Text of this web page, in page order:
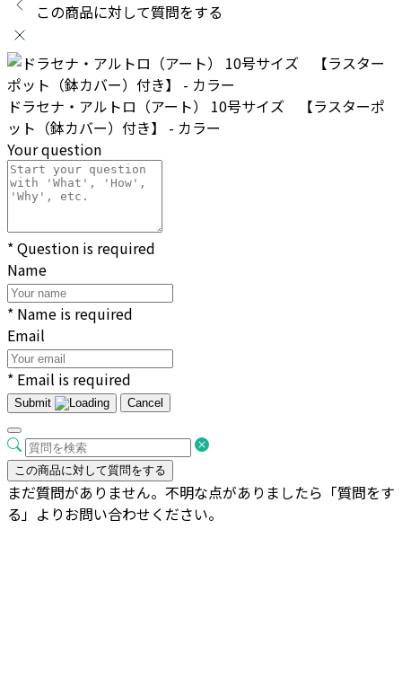
この商品に対して質問をする
ドラセナ・アルトロ（アート） 10号サイズ 【ラスターポ
ット（鉢カバー）付き】 - カラー
Your question
* Question is required
Name
* Name is required
Email
* Email is required
Submit Cancel
この商品に対して質問をする
まだ質問がありません。不明な点がありましたら「質問をす
る」よりお問い合わせください。